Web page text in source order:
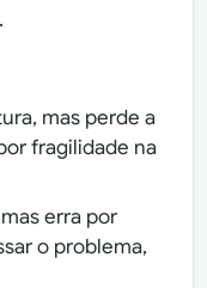
mas perde a
fragilidade na
erra por
o problema,